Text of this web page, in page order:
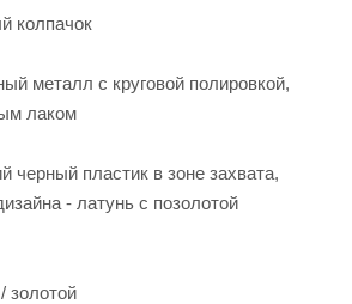
колпачок
металл с круговой полировкой,
лаком
черный пластик в зоне захвата,
- латунь с позолотой
золотой